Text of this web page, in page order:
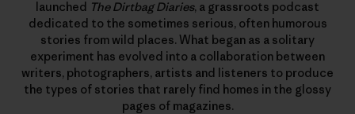
launched The Dirtbag Diaries, a grassroots podcast
dedicated to the sometimes serious, often humorous
stories from wild places. What began as a solitary
experiment has evolved into a collaboration between
writers, photographers, artists and listeners to produce
the types of stories that rarely find homes in the glossy
pages of magazines.